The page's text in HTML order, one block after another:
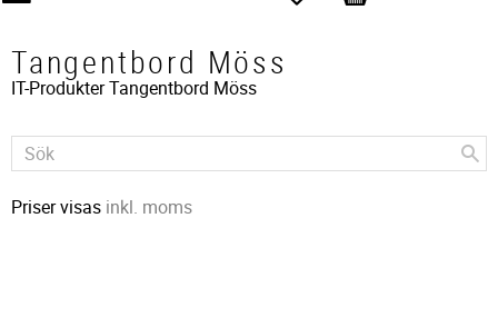
Tangentbord Möss
IT-ProdukterTangentbord Möss
Priser visas inkl. moms